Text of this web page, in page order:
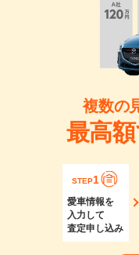
複数の
最高
STEP1
愛車情報を
入力して
査定申し込み